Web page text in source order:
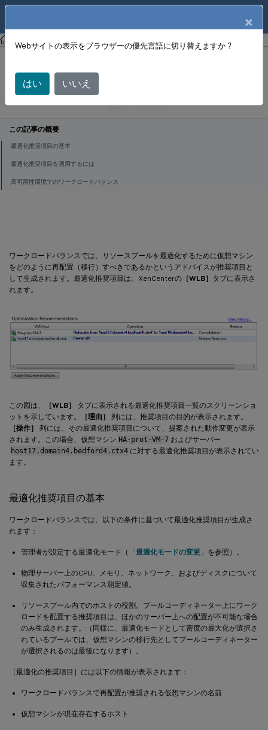
XenCenter XenCenter
ワークロードバランスでは、リソースプールを最適化するために仮想マシン
をどのように再配置（移行）すべきであるかというアドバイスが推奨項目と
して生成されます。最適化推奨項目は、XenCenterの ［WLB］ タブに表示さ
れます。
この図は、 ［WLB］
タブに表示される最適化推奨項目一覧のスクリーンショ
ットを示しています。
［理由］
列には、推奨項目の目的が表示されます。
［操作］
列には、その最適化推奨項目について、提案された動作変更が表示
されます。この場合、仮想マシン HA-prot-VM-7 およびサーバー
host17.domain4.bedford4.ctx4 に対する最適化推奨項目が表示されてい
ます。
最適化推奨項目の基本
ワークロードバランスでは、以下の条件に基づいて最適化推奨項目が生成さ
れます：
管理者が設定する最適化モード（「 最適化モードの変更 」を参照）。
物理サーバー上のCPU、メモリ、ネットワーク、およびディスクについて
収集されたパフォーマンス測定値。
リソースプール内でのホストの役割。プールコーディネーター上にワーク
ロードを配置する推奨項目は、ほかのサーバー上への配置が不可能な場合
のみ生成されます。（同様に、最適化モードとして密度の最大化が選択さ
れているプールでは、仮想マシンの移行先としてプールコーディネーター
が選択されるのは最後になります）。
［最適化の推奨項目］には以下の情報が表示されます：
ワークロードバランスで再配置が推奨される仮想マシンの名前
仮想マシンが現在存在するホスト
最適化推奨項目の適用
June 18, 2024
X
この記事の概要
最適化推奨項目の基本
最適化推奨項目を適用するには
高可用性環境でのワークロードバランス
×
Webサイトの表示をブラウザーの優先言語に切り替えますか ?
はい いいえ